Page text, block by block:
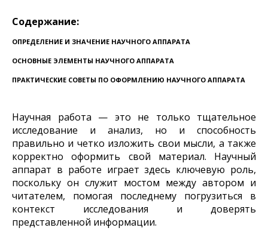
Содержание:
ОПРЕДЕЛЕНИЕ И ЗНАЧЕНИЕ НАУЧНОГО АППАРАТА
ОСНОВНЫЕ ЭЛЕМЕНТЫ НАУЧНОГО АППАРАТА
ПРАКТИЧЕСКИЕ СОВЕТЫ ПО ОФОРМЛЕНИЮ НАУЧНОГО АППАРАТА
Научная работа — это не только тщательное
исследование и анализ, но и способность
правильно и четко изложить свои мысли, а также
корректно оформить свой материал. Научный
аппарат в работе играет здесь ключевую роль,
поскольку он служит мостом между автором и
читателем, помогая последнему погрузиться в
контекст исследования и доверять
представленной информации.